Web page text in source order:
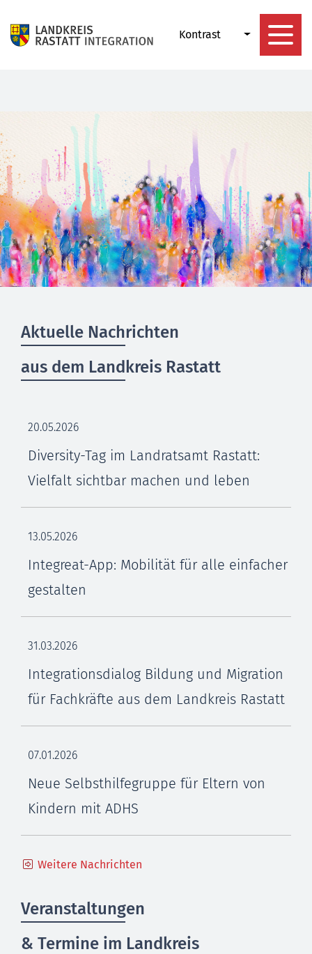
Kontrast
Aktuelle Nachrichten
aus dem Landkreis Rastatt
20.05.2026
Diversity-Tag im Landratsamt Rastatt:
Vielfalt sichtbar machen und leben
13.05.2026
Integreat-App: Mobilität für alle einfacher
gestalten
31.03.2026
Integrationsdialog Bildung und Migration
für Fachkräfte aus dem Landkreis Rastatt
07.01.2026
Neue Selbsthilfegruppe für Eltern von
Kindern mit ADHS
Weitere Nachrichten
Veranstaltungen
& Termine im Landkreis